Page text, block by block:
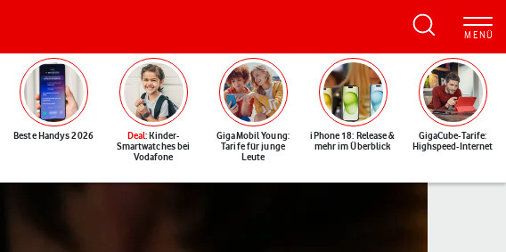
Beste Handys 2026 Deal: Kinder-
Smartwatches bei
Vodafone
GigaMobil Young:
Tarife für junge
Leute
iPhone 18: Release &
mehr im Überblick
GigaCube-Tarife:
Highspeed-Internet